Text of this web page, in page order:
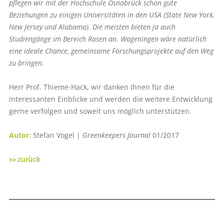
pflegen wir mit der Hochschule Osnabrück schon gute
Beziehungen zu einigen Universitäten in den USA (State New York,
New Jersey und Alabama). Die meisten bieten ja auch
Studiengänge im Bereich Rasen an. Wageningen wäre natürlich
eine ideale Chance, gemeinsame Forschungsprojekte auf den Weg
zu bringen.
Herr Prof. Thieme-Hack, wir danken Ihnen für die
interessanten Einblicke und werden die weitere Entwicklung
gerne verfolgen und soweit uns möglich unterstützen.
Autor: Stefan Vogel | Greenkeepers Journal01/2017
>> zurück